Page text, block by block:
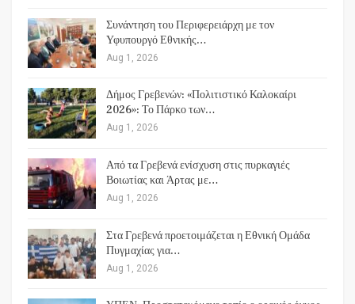
Συνάντηση του Περιφερειάρχη με τον
Υφυπουργό Εθνικής…
Aug 1, 2026
Δήμος Γρεβενών: «Πολιτιστικό Καλοκαίρι
2026»: Το Πάρκο των…
Aug 1, 2026
Από τα Γρεβενά ενίσχυση στις πυρκαγιές
Βοιωτίας και Άρτας με…
Aug 1, 2026
Στα Γρεβενά προετοιμάζεται η Εθνική Ομάδα
Πυγμαχίας για…
Aug 1, 2026